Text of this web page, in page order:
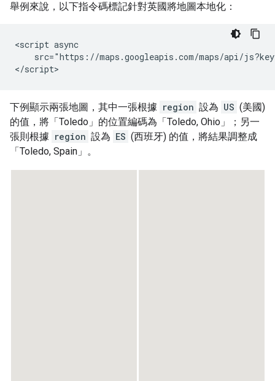
舉例來說，以下指令碼標記針對英國將地圖本地化：
<script async
src="https://maps.googleapis.com/maps/api/
</script>
下例顯示兩張地圖，其中一張根據 region 設為 US (美國)
的值，將「Toledo」的位置編碼為「Toledo, Ohio」；另一
張則根據 region 設為 ES (西班牙) 的值，將結果調整成
「Toledo, Spain」。